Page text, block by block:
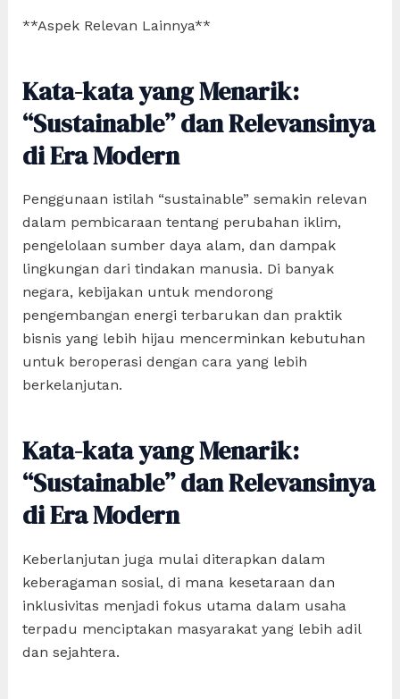
**Aspek Relevan Lainnya**
Kata-kata yang Menarik:
“Sustainable” dan Relevansinya
di Era Modern
Penggunaan istilah “sustainable” semakin relevan
dalam pembicaraan tentang perubahan iklim,
pengelolaan sumber daya alam, dan dampak
lingkungan dari tindakan manusia. Di banyak
negara, kebijakan untuk mendorong
pengembangan energi terbarukan dan praktik
bisnis yang lebih hijau mencerminkan kebutuhan
untuk beroperasi dengan cara yang lebih
berkelanjutan.
Kata-kata yang Menarik:
“Sustainable” dan Relevansinya
di Era Modern
Keberlanjutan juga mulai diterapkan dalam
keberagaman sosial, di mana kesetaraan dan
inklusivitas menjadi fokus utama dalam usaha
terpadu menciptakan masyarakat yang lebih adil
dan sejahtera.